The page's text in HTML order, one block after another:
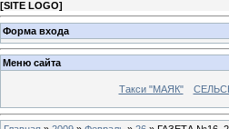
[SITE LOGO]
Форма входа
Меню сайта
Такси "МАЯК"